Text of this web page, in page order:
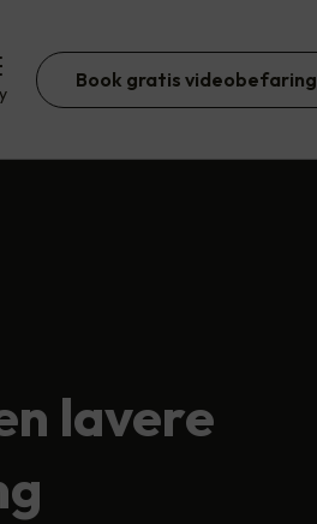
Book gratis videobefaring
lavere